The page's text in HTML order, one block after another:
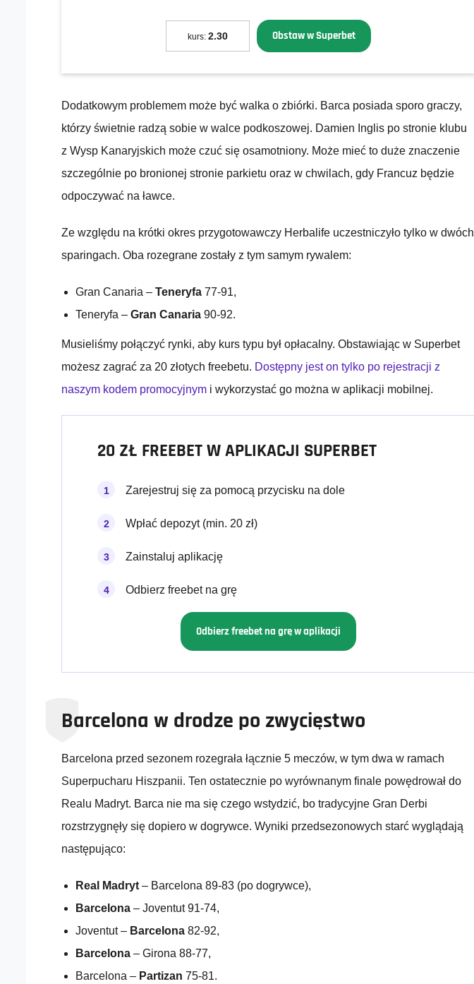
kurs: 2.30 Obstaw w Superbet
Dodatkowym problemem może być walka o zbiórki. Barca posiada sporo graczy,
którzy świetnie radzą sobie w walce podkoszowej. Damien Inglis po stronie klubu
z Wysp Kanaryjskich może czuć się osamotniony. Może mieć to duże znaczenie
szczególnie po bronionej stronie parkietu oraz w chwilach, gdy Francuz będzie
odpoczywać na ławce.
Ze względu na krótki okres przygotowawczy Herbalife uczestniczyło tylko w dwóch
sparingach. Oba rozegrane zostały z tym samym rywalem:
Gran Canaria – Teneryfa 77-91,
Teneryfa – Gran Canaria 90-92.
Musieliśmy połączyć rynki, aby kurs typu był opłacalny. Obstawiając w Superbet
możesz zagrać za 20 złotych freebetu. Dostępny jest on tylko po rejestracji z
naszym kodem promocyjnym i wykorzystać go można w aplikacji mobilnej.
20 ZŁ FREEBET W APLIKACJI SUPERBET
Zarejestruj się za pomocą przycisku na dole
Wpłać depozyt (min. 20 zł)
Zainstaluj aplikację
Odbierz freebet na grę
Odbierz freebet na grę w aplikacji
Barcelona w drodze po zwycięstwo
Barcelona przed sezonem rozegrała łącznie 5 meczów, w tym dwa w ramach
Superpucharu Hiszpanii. Ten ostatecznie po wyrównanym finale powędrował do
Realu Madryt. Barca nie ma się czego wstydzić, bo tradycyjne Gran Derbi
rozstrzygnęły się dopiero w dogrywce. Wyniki przedsezonowych starć wyglądają
następująco:
Real Madryt – Barcelona 89-83 (po dogrywce),
Barcelona – Joventut 91-74,
Joventut – Barcelona 82-92,
Barcelona – Girona 88-77,
Barcelona – Partizan 75-81.